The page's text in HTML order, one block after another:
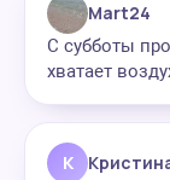
Mart24
С субботы
хватает
К